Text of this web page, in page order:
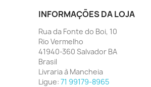
INFORMAÇÕES DA LOJA
Rua da Fonte do Boi, 10
Rio Vermelho
41940-360 Salvador BA
Brasil
Livraria à Mancheia
Ligue: 71 99179-8965